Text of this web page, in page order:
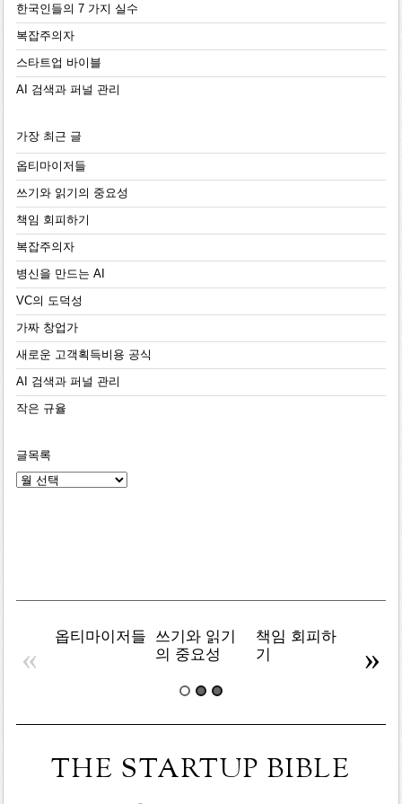
한국인들의 7 가지 실수
복잡주의자
스타트업 바이블
AI 검색과 퍼널 관리
가장 최근 글
옵티마이저들
쓰기와 읽기의 중요성
책임 회피하기
복잡주의자
병신을 만드는 AI
VC의 도덕성
가짜 창업가
새로운 고객획득비용 공식
AI 검색과 퍼널 관리
작은 규율
글목록
글
옵티마이저들
쓰기와 읽기
의 중요성
책임 회피하
기
« »
THE STARTUP BIBLE